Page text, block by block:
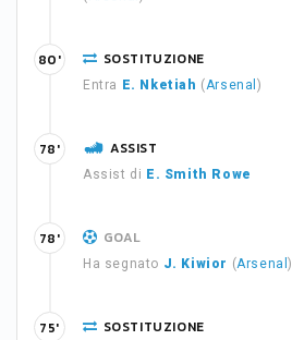
SOSTITUZIONE
Entra E. Nketiah (Arsenal)
80'
ASSIST
Assist di E. Smith Rowe
78'
GOAL
Ha segnato J. Kiwior (Arsenal)
78'
SOSTITUZIONE
75'